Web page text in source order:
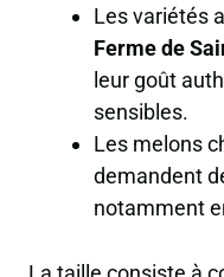
Les variétés
Ferme de
leur goût
sensibles.
Les melons
demandent
notamment